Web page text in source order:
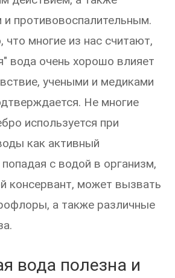
противовоспалительным.
что многие из нас считают,
вода очень хорошо влияет
учеными и медиками
Не многие
используется при
как активный
с водой в организм,
консервант, может вызвать
а также различные
вода полезна и